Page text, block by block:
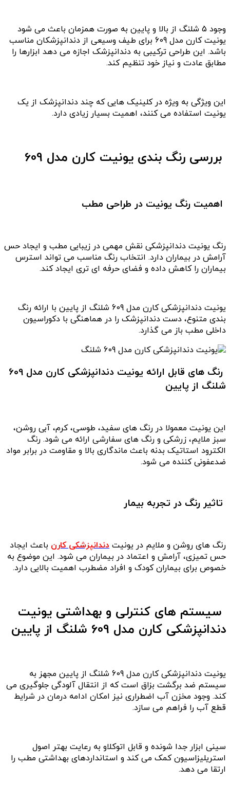
وجود 5 شلنگ از بالا و پایین به صورت همزمان باعث می شود
یونیت کارن مدل 609 برای طیف وسیعی از دندانپزشکان مناسب
باشد. این طراحی ترکیبی به دندانپزشک اجازه می دهد ابزارها را
مطابق عادت و نیاز خود تنظیم کند.
این ویژگی به ویژه در کلینیک هایی که چند دندانپزشک از یک
یونیت استفاده می کنند، اهمیت بسیار زیادی دارد.
بررسی رنگ بندی یونیت کارن مدل 609
اهمیت رنگ یونیت در طراحی مطب
رنگ یونیت دندانپزشکی نقش مهمی در زیبایی مطب و ایجاد حس
آرامش در بیماران دارد. انتخاب رنگ مناسب می تواند استرس
بیماران را کاهش داده و فضای حرفه ای تری ایجاد کند.
یونیت دندانپزشکی کارن مدل 609 شلنگ از پایین با ارائه رنگ
بندی متنوع، دست دندانپزشک را در هماهنگی با دکوراسیون
داخلی مطب باز می گذارد.
رنگ های قابل ارائه یونیت دندانپزشکی کارن مدل 609
شلنگ از پایین
این یونیت معمولا در رنگ های سفید، طوسی، کرم، آبی روشن،
سبز ملایم، زرشکی و رنگ های سفارشی ارائه می شود. رنگ
الکترود استاتیک بدنه باعث ماندگاری بالا و مقاومت در برابر مواد
ضدعفونی کننده می شود.
تاثیر رنگ در تجربه بیمار
رنگ های روشن و ملایم در یونیت دندانپزشکی کارن باعث ایجاد
حس تمیزی، آرامش و اعتماد در بیماران می شود. این موضوع به
خصوص برای بیماران کودک و افراد مضطرب اهمیت بالایی دارد.
سیستم های کنترلی و بهداشتی یونیت
دندانپزشکی کارن مدل 609 شلنگ از پایین
یونیت دندانپزشکی کارن مدل 609 شلنگ از پایین مجهز به
سیستم ضد برگشت بزاق است که از انتقال آلودگی جلوگیری می
کند. وجود مخزن آب اضطراری نیز امکان ادامه درمان در شرایط
قطع آب را فراهم می سازد.
سینی ابزار جدا شونده و قابل اتوکلاو به رعایت بهتر اصول
استریلیزاسیون کمک می کند و استانداردهای بهداشتی مطب را
ارتقا می دهد.